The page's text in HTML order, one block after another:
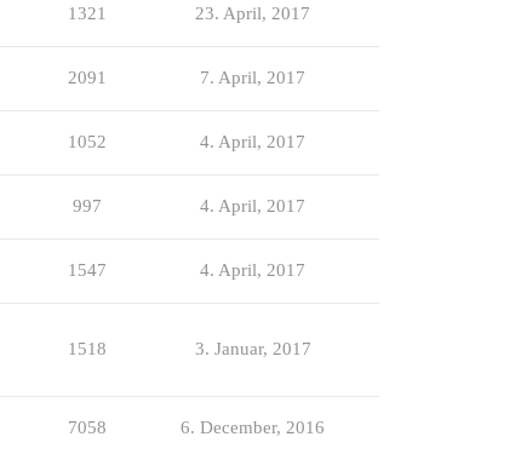
1321 23. April, 2017
2091 7. April, 2017
1052 4. April, 2017
997 4. April, 2017
1547 4. April, 2017
1518 3. Januar, 2017
7058 6. December, 2016